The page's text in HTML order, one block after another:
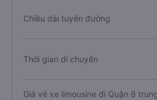
Chiều dài tuyến đường
Thời gian di chuyển
Giá vé xe limousine đi Quận 8